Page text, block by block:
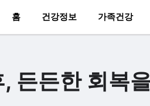
홈 건강정보 가족건강
든든한 회복